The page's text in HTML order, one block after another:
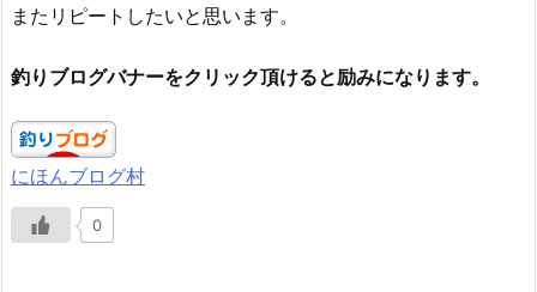
またリピートしたいと思います。
釣りブログバナーをクリック頂けると励みになります。
にほんブログ村
0